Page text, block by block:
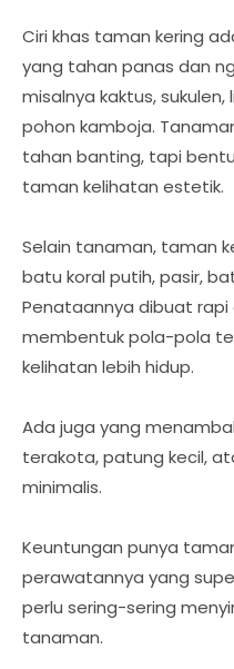
Ciri khas taman kering
yang tahan panas dan
misalnya kaktus,
pohon kamboja.
tahan banting, tapi
taman kelihatan estetik.
Selain tanaman, taman
batu koral putih, pasir,
Penataannya dibuat rapi
membentuk pola-pola
kelihatan lebih hidup.
Ada juga yang
terakota, patung kecil,
minimalis.
Keuntungan punya
perawatannya yang
perlu sering-sering
tanaman.